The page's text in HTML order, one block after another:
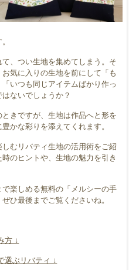
、つい生地を集めてしまう。そ
気に入りの生地を前にして「も
いつも同じアイテムばかり作っ
ないでしょうか？
きですが、生地は作品へと形を
かな彩りを添えてくれます。
むリバティ生地の活用術をご紹
のヒントや、生地の魅力を引き
楽しめる無料の「メルシーの手
ひ最後までご覧くださいね。
方 ↓
選ぶリバティ ↓